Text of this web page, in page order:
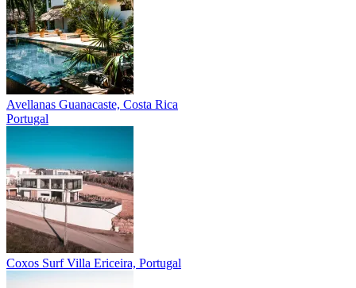
Avellanas Guanacaste, Costa Rica
Portugal
Coxos Surf Villa Ericeira, Portugal